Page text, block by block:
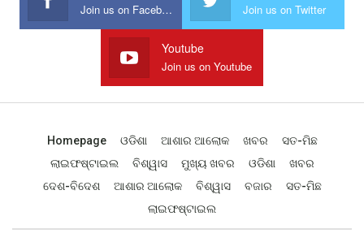
Join us on Facebook Join us on Twitter
Youtube
Join us on Youtube
Homepage ଓଡିଶା ଆଶାର ଆଲୋକ ଖବର
ସତ-ମିଛ
ଲାଇଫଷ୍ଟାଇଲ
ବିଶ୍ୱାସ ମୁଖ୍ୟ ଖବର ଓଡିଶା
ଖବର
ଦେଶ-ବିଦେଶ
ଆଶାର ଆଲୋକ ବିଶ୍ୱାସ ବଜାର
ସତ-ମିଛ
ଲାଇଫଷ୍ଟାଇଲ